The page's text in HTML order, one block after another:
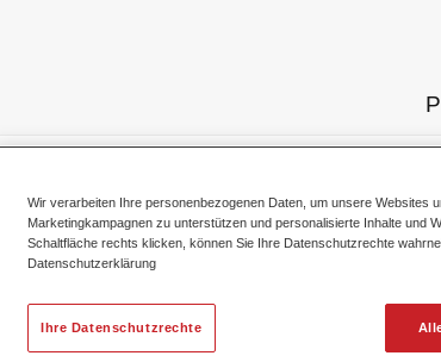
Permahyd® VE Wasser 6000
Wir verarbeiten Ihre personenbezogenen Daten, um unsere Websites
Marketingkampagnen zu unterstützen und personalisierte Inhalte und
Schaltfläche rechts klicken, können Sie Ihre Datenschutzrechte
Datenschutzerklärung
Ihre Datenschutzrechte